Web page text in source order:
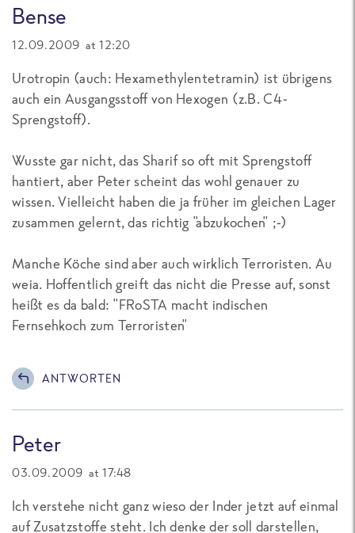
Bense
12.09.2009 at 12:20
Urotropin (auch: Hexamethylentetramin) ist übrigens
auch ein Ausgangsstoff von Hexogen (z.B. C4-
Sprengstoff).
Wusste gar nicht, das Sharif so oft mit Sprengstoff
hantiert, aber Peter scheint das wohl genauer zu
wissen. Vielleicht haben die ja früher im gleichen Lager
zusammen gelernt, das richtig "abzukochen" ;-)
Manche Köche sind aber auch wirklich Terroristen. Au
weia. Hoffentlich greift das nicht die Presse auf, sonst
heißt es da bald: "FRoSTA macht indischen
Fernsehkoch zum Terroristen"
ANTWORTEN
Peter
03.09.2009 at 17:48
Ich verstehe nicht ganz wieso der Inder jetzt auf einmal
auf Zusatzstoffe steht. Ich denke der soll darstellen,